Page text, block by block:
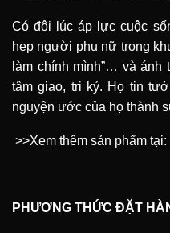
Có đôi lúc áp lực cuộc
hẹp người phụ nữ trong
làm chính mình”… và ánh
tâm giao, tri kỷ. Họ tin
nguyện ước của họ thành
>>Xem thêm sản phẩm tại:
PHƯƠNG THỨC ĐẶT